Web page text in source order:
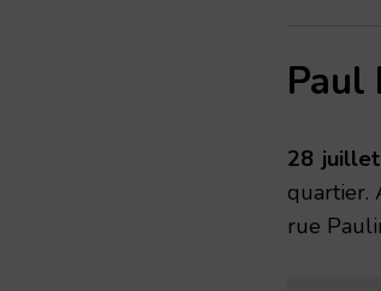
Paul
28
quartier.
rue